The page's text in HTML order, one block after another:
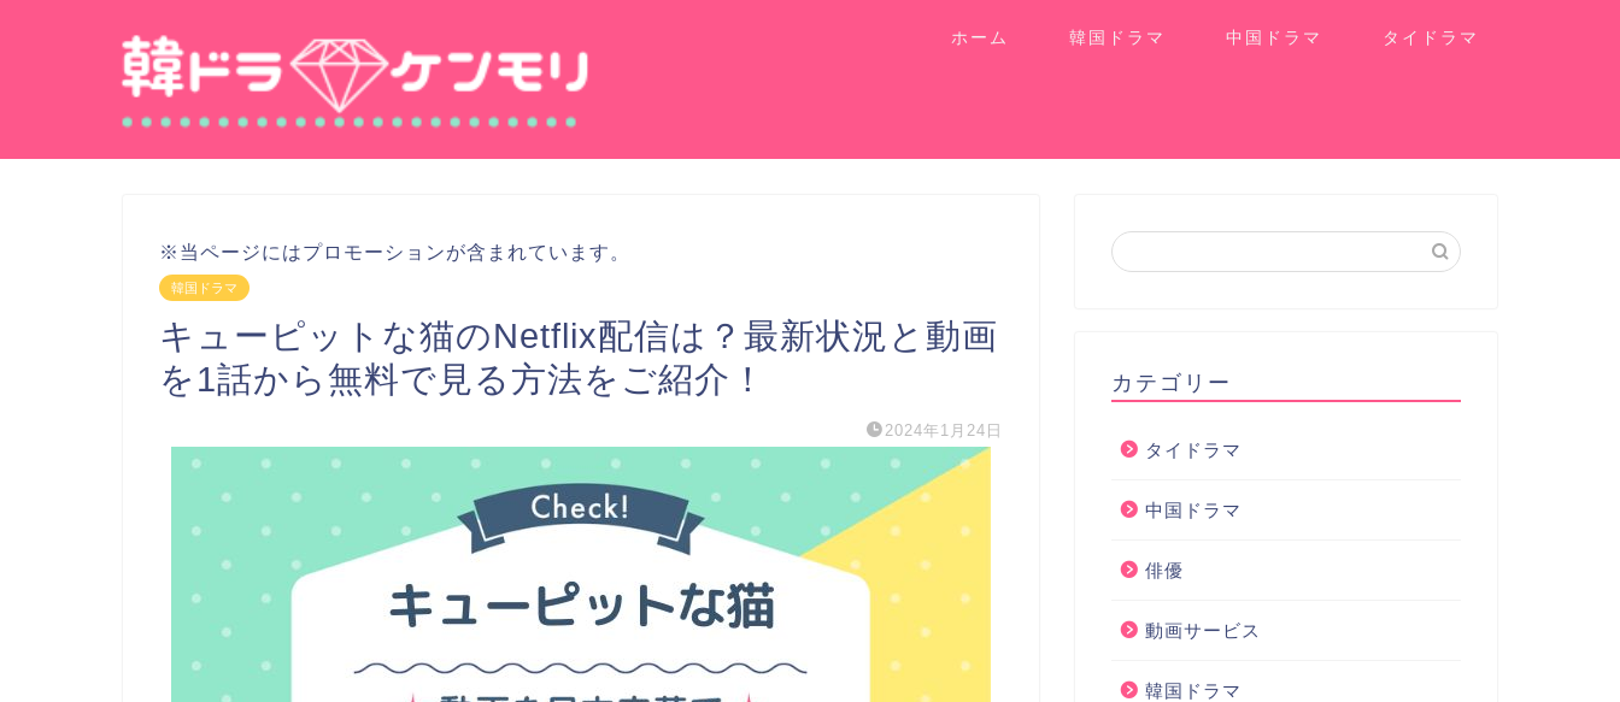
ホーム 韓国ドラマ 中国ドラマ タイドラマ
※当ページにはプロモーションが含まれています。
韓国ドラマ
キューピットな猫のNetflix配信は？最新状況と動画
を1話から無料で見る方法をご紹介！
2024年1月24日
カテゴリー
タイドラマ
中国ドラマ
俳優
動画サービス
韓国ドラマ